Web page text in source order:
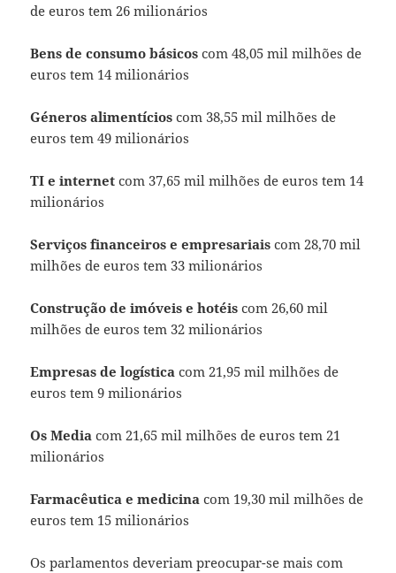
de euros tem 26 milionários
Bens de consumo básicos com 48,05 mil milhões de
euros tem 14 milionários
Géneros alimentícios com 38,55 mil milhões de
euros tem 49 milionários
TI e internet com 37,65 mil milhões de euros tem 14
milionários
Serviços financeiros e empresariais com 28,70 mil
milhões de euros tem 33 milionários
Construção de imóveis e hotéis com 26,60 mil
milhões de euros tem 32 milionários
Empresas de logística com 21,95 mil milhões de
euros tem 9 milionários
Os Media com 21,65 mil milhões de euros tem 21
milionários
Farmacêutica e medicina com 19,30 mil milhões de
euros tem 15 milionários
Os parlamentos deveriam preocupar-se mais com